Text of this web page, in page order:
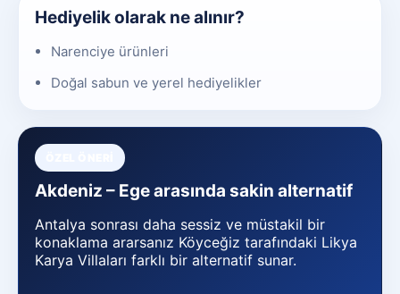
Hediyelik olarak ne alınır?
Narenciye ürünleri
Doğal sabun ve yerel hediyelikler
Akdeniz – Ege arasında sakin alternatif
Antalya sonrası daha sessiz ve müstakil bir
konaklama ararsanız Köyceğiz tarafındaki Likya
Karya Villaları farklı bir alternatif sunar.